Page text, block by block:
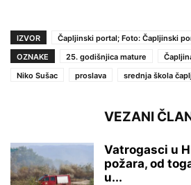
IZVOR
Čapljinski portal; Foto: Čapljinski
OZNAKE
25. godišnjica mature
Niko Sušac
proslava srednja škola
VEZANI
Vatrogasci u
požara, od
u...